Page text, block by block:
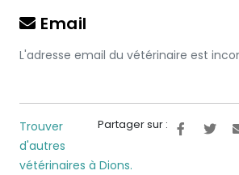
Email
L'adresse email du vétérinaire est
Partager sur :
Trouver
d'autres
vétérinaires à Dions.